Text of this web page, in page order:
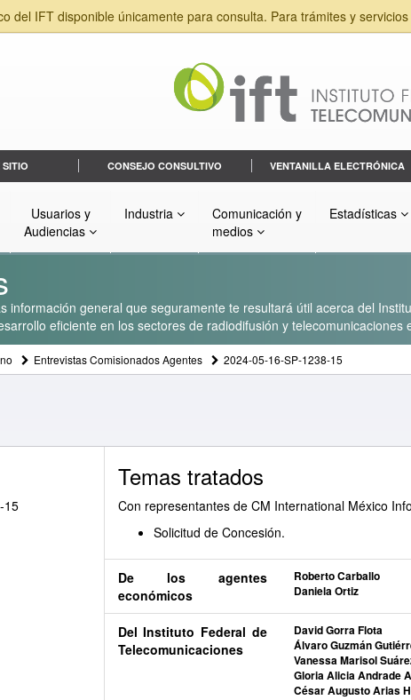
del IFT disponible únicamente para consulta. Para trámites y
SITIO CONSEJO CONSULTIVO VENTANILLA ELECTRÓNICA
Usuarios y
Audiencias
Industria
Comunicación y
medios
Estadísticas
información general que seguramente te resultará útil acerca del
eficiente en los sectores de radiodifusión y telecomunicaciones
Entrevistas Comisionados Agentes 2024-05-16-SP-1238-15
15
Temas tratados
Con representantes de CM International México
Solicitud de Concesión.
De los agentes
económicos
Roberto Carballo
Daniela Ortiz
Del Instituto Federal de
Telecomunicaciones
David Gorra Flota
Álvaro Guzmán
Vanessa Marisol
Gloria Alicia Andrade
César Augusto Arias